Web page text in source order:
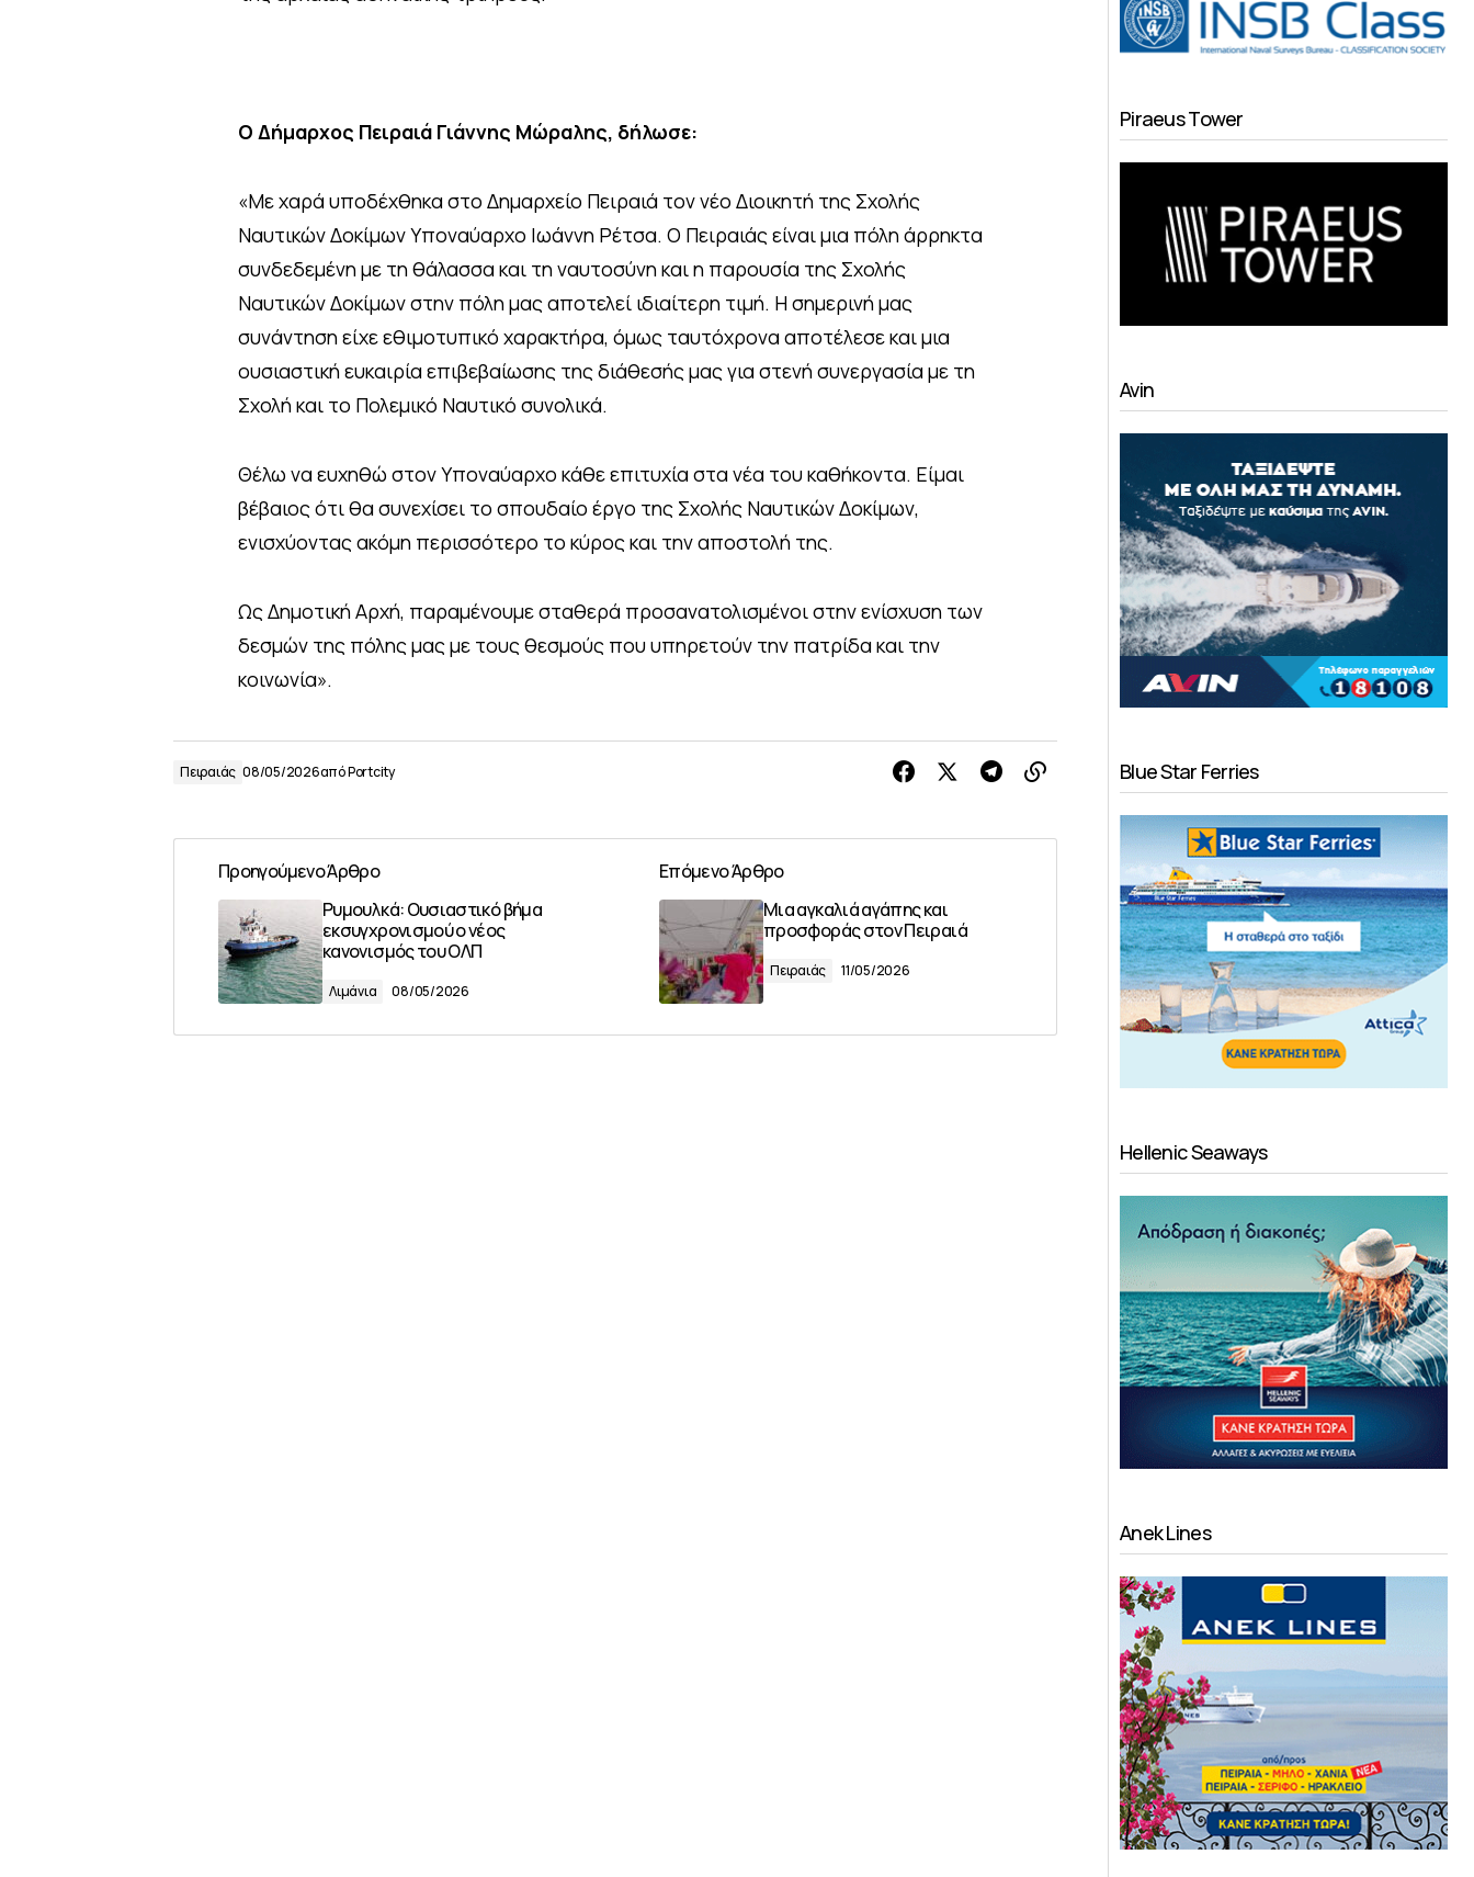
Ο Δήμαρχος Πειραιά Γιάννης Μώραλης, δήλωσε:
«Με χαρά υποδέχθηκα στο Δημαρχείο Πειραιά τον νέο Διοικητή της Σχολής
Ναυτικών Δοκίμων Υποναύαρχο Ιωάννη Ρέτσα. Ο Πειραιάς είναι μια πόλη άρρηκτα
συνδεδεμένη με τη θάλασσα και τη ναυτοσύνη και η παρουσία της Σχολής
Ναυτικών Δοκίμων στην πόλη μας αποτελεί ιδιαίτερη τιμή. Η σημερινή μας
συνάντηση είχε εθιμοτυπικό χαρακτήρα, όμως ταυτόχρονα αποτέλεσε και μια
ουσιαστική ευκαιρία επιβεβαίωσης της διάθεσής μας για στενή συνεργασία με τη
Σχολή και το Πολεμικό Ναυτικό συνολικά.
Θέλω να ευχηθώ στον Υποναύαρχο κάθε επιτυχία στα νέα του καθήκοντα. Είμαι
βέβαιος ότι θα συνεχίσει το σπουδαίο έργο της Σχολής Ναυτικών Δοκίμων,
ενισχύοντας ακόμη περισσότερο το κύρος και την αποστολή της.
Ως Δημοτική Αρχή, παραμένουμε σταθερά προσανατολισμένοι στην ενίσχυση των
δεσμών της πόλης μας με τους θεσμούς που υπηρετούν την πατρίδα και την
κοινωνία».
Πειραιάς 08/05/2026απόPortcity
Προηγούμενο Άρθρο
Ρυμουλκά: Ουσιαστικό βήμα
εκσυγχρονισμού ο νέος
κανονισμός του ΟΛΠ
Λιμάνια 08/05/2026
Επόμενο Άρθρο
Μια αγκαλιά αγάπης και
προσφοράς στον Πειραιά
Πειραιάς 11/05/2026
Piraeus Tower
Avin
Blue Star Ferries
Hellenic Seaways
Anek Lines